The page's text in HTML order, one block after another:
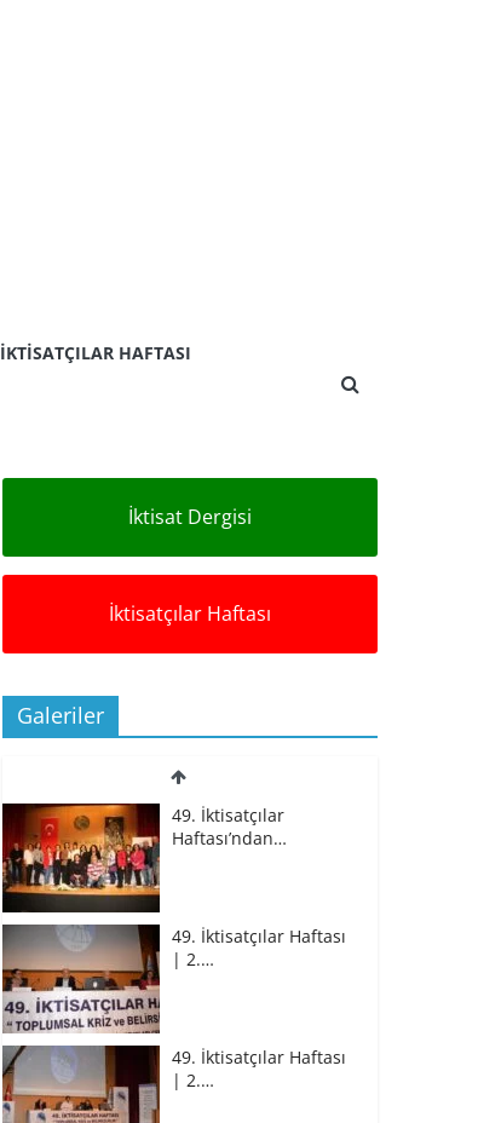
İKTISATÇILAR HAFTASI
İktisat Dergisi
İktisatçılar Haftası
Galeriler
49. İktisatçılar
Haftası’ndan…
49. İktisatçılar Haftası
| 2.…
49. İktisatçılar Haftası
| 2.…